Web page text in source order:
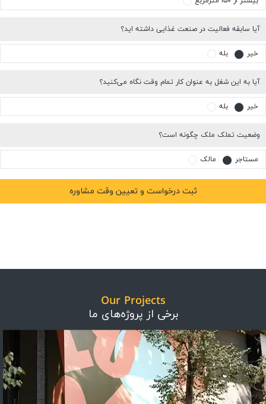
آیا سابقه فعالیت در صنعت غذایی داشته اید؟
خیر بله
آیا به این شغل به عنوان کار تمام وقت نگاه می‌کنید؟
خیر بله
وضعیت تملک ملک چگونه است؟
مستاجر مالک
Our Projects
برخی از پروژه‌های ما